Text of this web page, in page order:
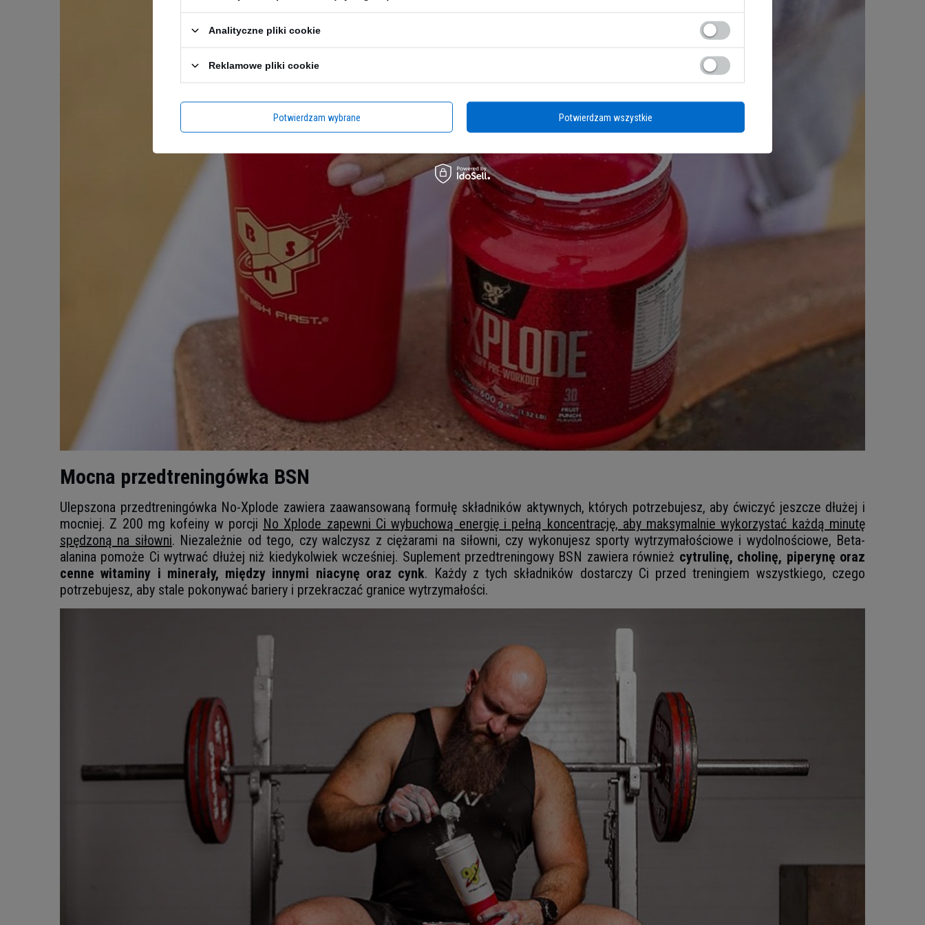
Mocna przedtreningówka BSN
Ulepszona przedtreningówka No-Xplode zawiera zaawansowaną formułę składników aktywnych, których potrzebujesz, aby ćwiczyć jeszcze dłużej i
mocniej. Z 200 mg kofeiny w porcji No Xplode zapewni Ci wybuchową energię i pełną koncentrację, aby maksymalnie wykorzystać każdą minutę
spędzoną na siłowni. Niezależnie od tego, czy walczysz z ciężarami na siłowni, czy wykonujesz sporty wytrzymałościowe i wydolnościowe, Beta-
alanina pomoże Ci wytrwać dłużej niż kiedykolwiek wcześniej. Suplement przedtreningowy BSN zawiera również cytrulinę, cholinę, piperynę oraz
cenne witaminy i minerały, między innymi niacynę oraz cynk. Każdy z tych składników dostarczy Ci przed treningiem wszystkiego, czego
potrzebujesz, aby stale pokonywać bariery i przekraczać granice wytrzymałości.
Analityczne pliki cookie
Reklamowe pliki cookie
Potwierdzam wybrane Potwierdzam wszystkie